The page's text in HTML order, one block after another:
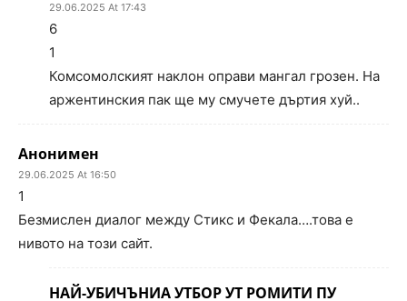
29.06.2025 At 17:43
6
1
Комсомолският наклон оправи мангал грозен. На
аржентинския пак ще му смучете дъртия хуй..
Анонимен
29.06.2025 At 16:50
1
Безмислен диалог между Стикс и Фекала….това е
нивото на този сайт.
НАЙ-УБИЧЪНИА УТБОР УТ РОМИТИ ПУ